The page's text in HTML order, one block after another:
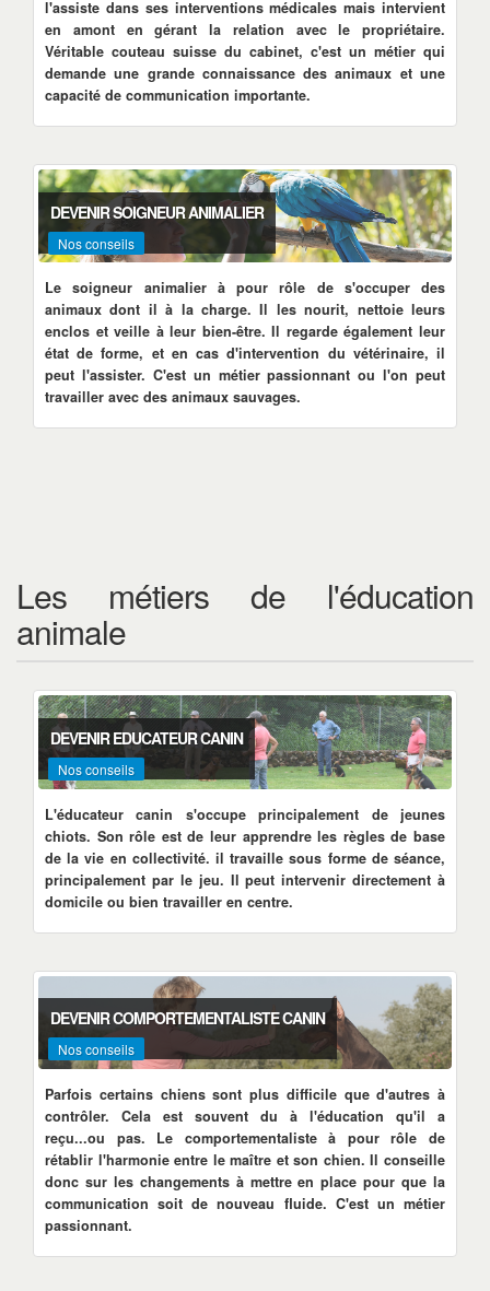
l'assiste dans ses interventions médicales mais intervient
en amont en gérant la relation avec le propriétaire.
Véritable couteau suisse du cabinet, c'est un métier qui
demande une grande connaissance des animaux et une
capacité de communication importante.
DEVENIR SOIGNEUR ANIMALIER
Nos conseils
Le soigneur animalier à pour rôle de s'occuper des
animaux dont il à la charge. Il les nourit, nettoie leurs
enclos et veille à leur bien-être. Il regarde également leur
état de forme, et en cas d'intervention du vétérinaire, il
peut l'assister. C'est un métier passionnant ou l'on peut
travailler avec des animaux sauvages.
Les métiers de l'éducation
animale
DEVENIR EDUCATEUR CANIN
Nos conseils
L'éducateur canin s'occupe principalement de jeunes
chiots. Son rôle est de leur apprendre les règles de base
de la vie en collectivité. il travaille sous forme de séance,
principalement par le jeu. Il peut intervenir directement à
domicile ou bien travailler en centre.
DEVENIR COMPORTEMENTALISTE CANIN
Nos conseils
Parfois certains chiens sont plus difficile que d'autres à
contrôler. Cela est souvent du à l'éducation qu'il a
reçu...ou pas. Le comportementaliste à pour rôle de
rétablir l'harmonie entre le maître et son chien. Il conseille
donc sur les changements à mettre en place pour que la
communication soit de nouveau fluide. C'est un métier
passionnant.